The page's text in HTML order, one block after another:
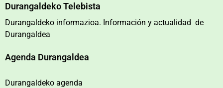
Durangaldeko Telebista
Durangaldeko informazioa. Información y actualidad de
Durangaldea
Agenda Durangaldea
Durangaldeko agenda